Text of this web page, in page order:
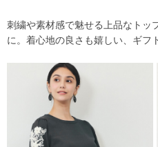
刺繍や素材感で魅せる上品なトッ
に。着心地の良さも嬉しい、ギフ